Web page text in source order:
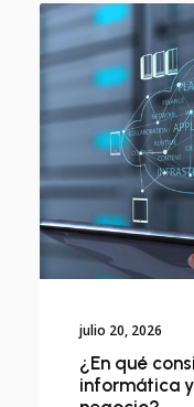
julio 20, 2026
¿En qué
informática